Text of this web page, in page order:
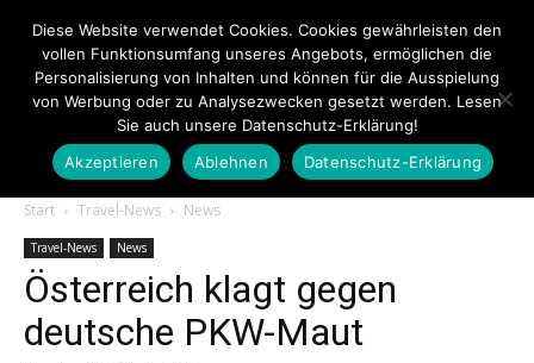
Touristiknews.de
|
Start Travel-News News
Travel-News News
Österreich klagt gegen
deutsche PKW-Maut
Diese Website verwendet Cookies. Cookies gewährleisten den
vollen Funktionsumfang unseres Angebots, ermöglichen die
Personalisierung von Inhalten und können für die Ausspielung
von Werbung oder zu Analysezwecken gesetzt werden. Lesen
Sie auch unsere Datenschutz-Erklärung!
Akzeptieren
Ablehnen Datenschutz-Erklärung